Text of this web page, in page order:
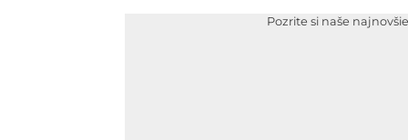
Pozrite si naše